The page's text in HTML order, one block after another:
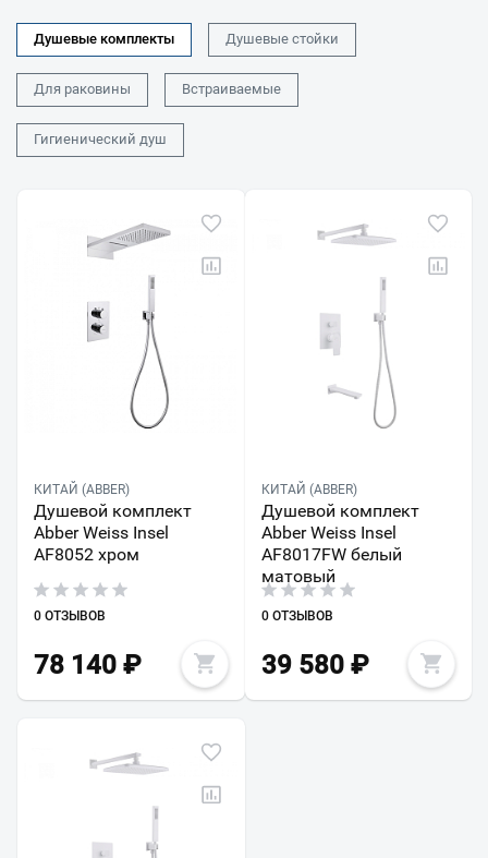
Душевые комплекты Душевые стойки
Для раковины Встраиваемые
Гигиенический душ
КИТАЙ (ABBER)
Душевой комплект
Abber Weiss Insel
AF8052 хром
0 ОТЗЫВОВ
78 140 ₽
КИТАЙ (ABBER)
Душевой комплект
Abber Weiss Insel
AF8017FW белый
матовый
0 ОТЗЫВОВ
39 580₽